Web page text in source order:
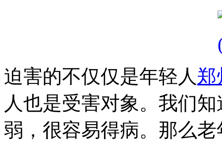
迫害的不仅仅是年轻人郑
人也是受害对象。我们
弱，很容易得病。那么